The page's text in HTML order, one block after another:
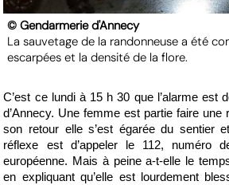
© Gendarmerie d'Annecy
La sauvetage de la randonneuse a été
escarpées et la densité de la flore.
C’est ce lundi à 15 h 30 que l’alarme est
d’Annecy. Une femme est partie faire une
son retour elle s’est égarée du sentier
réflexe est d’appeler le 112, numéro
européenne. Mais à peine a-t-elle le
en expliquant qu’elle est lourdement